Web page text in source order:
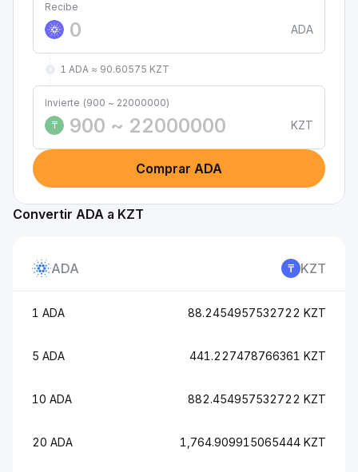
Recibe
ADA
1 ADA ≈ 90.60575 KZT
Invierte (900 ~ 22000000)
₸
KZT
Comprar ADA
Convertir ADA a KZT
ADA KZT
1 ADA 88.2454957532722 KZT
5 ADA 441.227478766361 KZT
10 ADA 882.454957532722 KZT
20 ADA 1,764.909915065444 KZT